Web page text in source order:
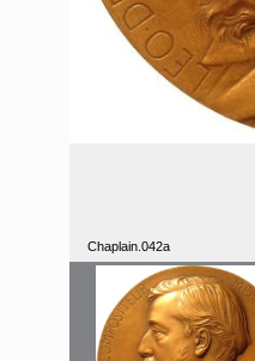
Chaplain.042a